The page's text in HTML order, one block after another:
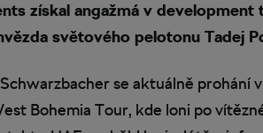
získal angažmá v
světového pelotonu Tadej
se aktuálně prohání
Bohemia Tour, kde loni po